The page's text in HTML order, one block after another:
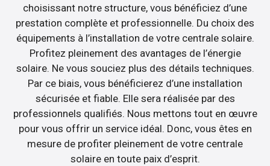
choisissant notre structure, vous bénéficiez d’une
prestation complète et professionnelle. Du choix des
équipements à l’installation de votre centrale solaire.
Profitez pleinement des avantages de l’énergie
solaire. Ne vous souciez plus des détails techniques.
Par ce biais, vous bénéficierez d’une installation
sécurisée et fiable. Elle sera réalisée par des
professionnels qualifiés. Nous mettons tout en œuvre
pour vous offrir un service idéal. Donc, vous êtes en
mesure de profiter pleinement de votre centrale
solaire en toute paix d’esprit.